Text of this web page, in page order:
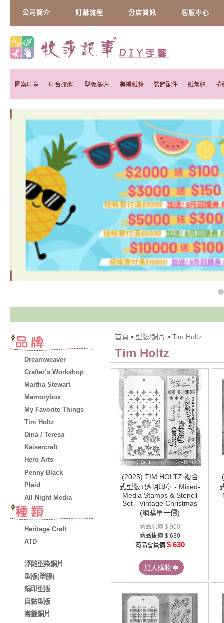
公司簡介 訂購流程 分店資訊 客服中心
圖案印章 印台/顏料 型版/銅片 美編紙藝 裝飾配件 紙蕾絲 捲
Dreamweaver
Crafter’s Workshop
Martha Stewart
Memorybox
My Favorite Things
Tim Holtz
Dina / Teresa
Kaisercraft
Hero Arts
Penny Black
Plaid
All Night Media
Heritage Craft
ATD
浮雕型染銅片
型版(塑膠)
絹印型版
自黏型版
書籤銅片
首頁 > 型版/銅片 > Tim Holtz
Tim Holtz
(2025) TIM HOLTZ 複合
式型版+透明印章 - Mixed-
Media Stamps & Stencil
Set - Vintage Christmas
(網購單一價)
商品原價 $ 900
商品售價 $ 630
商品會員價 $ 630
加入購物車